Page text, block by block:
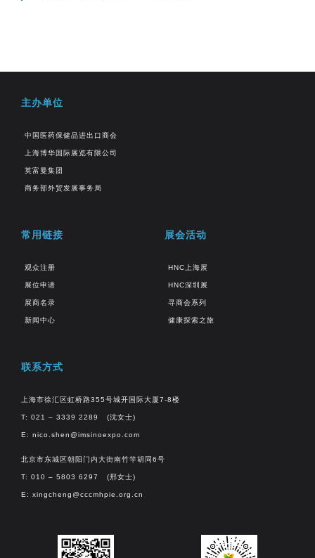
主办单位
中国医药保健品进出口商会
上海博华国际展览有限公司
英富曼集团
商务部外贸发展事务局
常用链接
观众注册
展位申请
展商名录
新闻中心
展会活动
HNC上海展
HNC深圳展
寻商会系列
健康探索之旅
联系方式
上海市徐汇区虹桥路355号城开国际大厦7-8楼
T: 021 – 3339 2289 (沈女士)
E: nico.shen@imsinoexpo.com
北京市东城区朝阳门内大街南竹竿胡同6号
T: 010 – 5803 6297 (邢女士)
E: xingcheng@cccmhpie.org.cn